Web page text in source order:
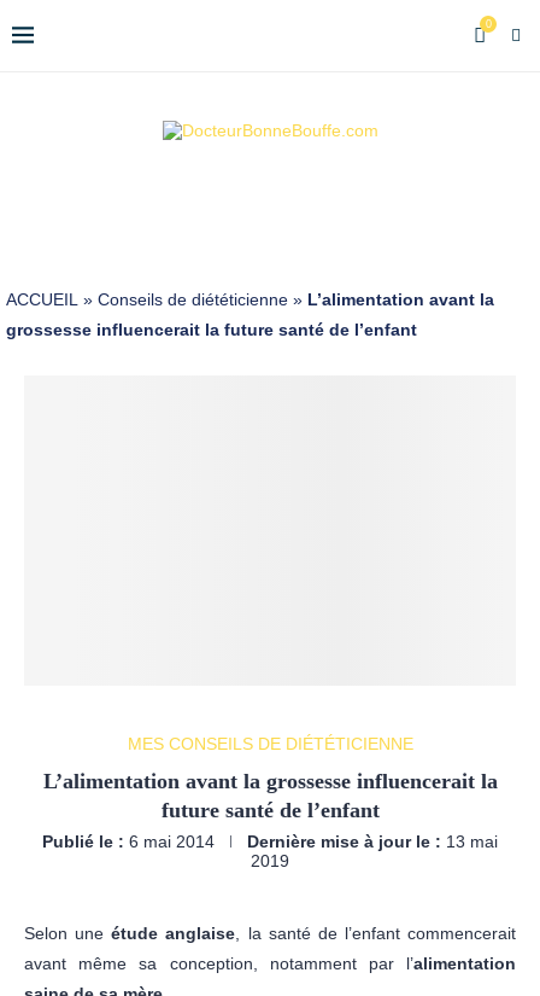
0
ACCUEIL » Conseils de diététicienne » L’alimentation avant la
grossesse influencerait la future santé de l’enfant
MES CONSEILS DE DIÉTÉTICIENNE
L’alimentation avant la grossesse influencerait la
future santé de l’enfant
Publié le : 6 mai 2014 Dernière mise à jour le : 13 mai
2019
Selon uneétude anglaise , la santé de l’enfant commencerait
avant même sa conception, notamment par l’alimentation